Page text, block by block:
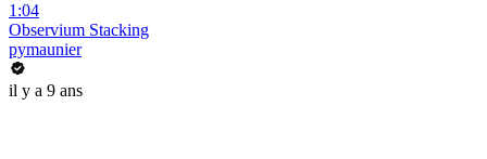
1:04
Observium Stacking
pymaunier
il y a 9 ans